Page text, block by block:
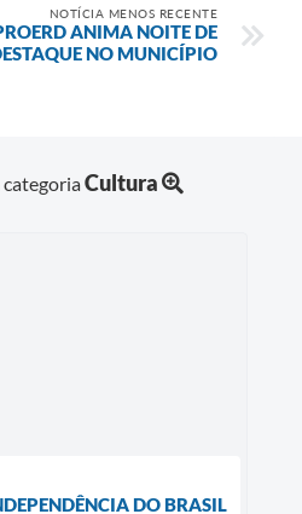
NOTÍCIA MENOS RECENTE
ANIMA NOITE DE
NO MUNICÍPIO
categoriaCultura
DO BRASIL